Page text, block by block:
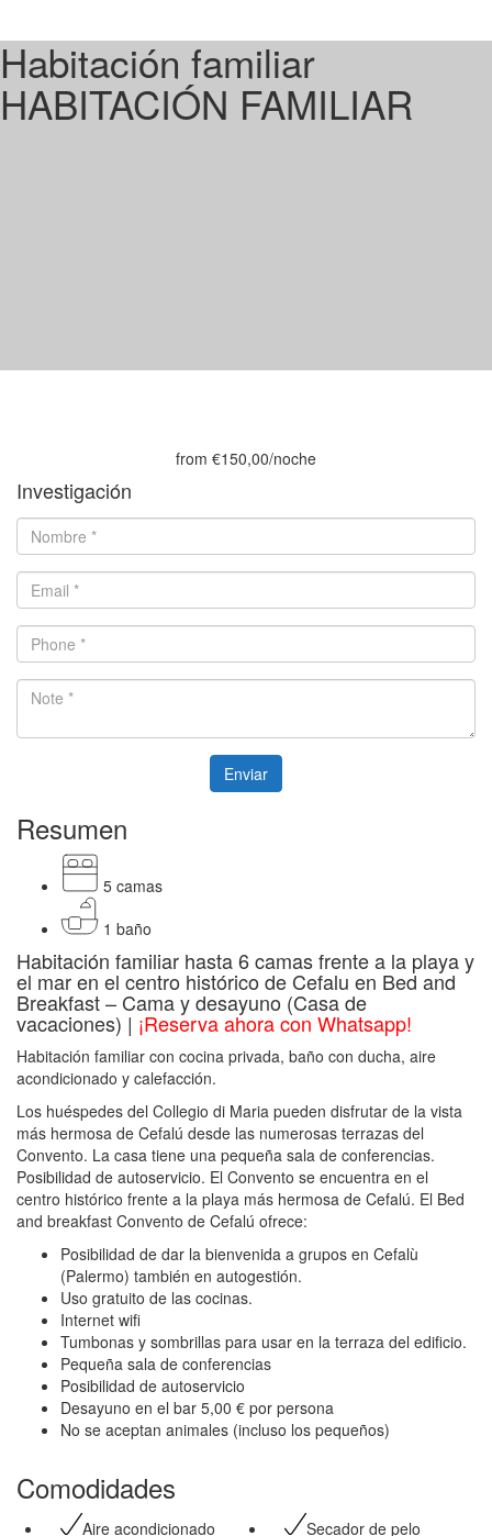
Habitación familiar
HABITACIÓN FAMILIAR
from €150,00/noche
Investigación
Resumen
5 camas
1 baño
Habitación familiar hasta 6 camas frente a la playa y
el mar en el centro histórico de Cefalu en Bed and
Breakfast – Cama y desayuno (Casa de
vacaciones) | ¡Reserva ahora con Whatsapp!
Habitación familiar con cocina privada, baño con ducha, aire
acondicionado y calefacción.
Los huéspedes del Collegio di Maria pueden disfrutar de la vista
más hermosa de Cefalú desde las numerosas terrazas del
Convento. La casa tiene una pequeña sala de conferencias.
Posibilidad de autoservicio. El Convento se encuentra en el
centro histórico frente a la playa más hermosa de Cefalú. El Bed
and breakfast Convento de Cefalú ofrece:
Posibilidad de dar la bienvenida a grupos en Cefalù
(Palermo) también en autogestión.
Uso gratuito de las cocinas.
Internet wifi
Tumbonas y sombrillas para usar en la terraza del edificio.
Pequeña sala de conferencias
Posibilidad de autoservicio
Desayuno en el bar 5,00 € por persona
No se aceptan animales (incluso los pequeños)
Comodidades
Aire acondicionado Secador de pelo